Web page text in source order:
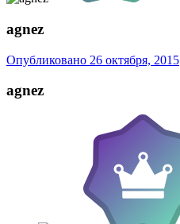
agnez
Опубликовано 26 октября, 2015
agnez